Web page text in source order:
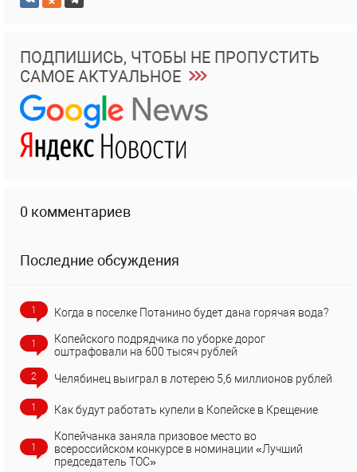
ПОДПИШИСЬ, ЧТОБЫ НЕ ПРОПУСТИТЬ
САМОЕ АКТУАЛЬНОЕ
0 комментариев
Последние обсуждения
1 Когда в поселке Потанино будет дана горячая вода?
1
Копейского подрядчика по уборке дорог
оштрафовали на 600 тысяч рублей
2 Челябинец выиграл в лотерею 5,6 миллионов рублей
1 Как будут работать купели в Копейске в Крещение
1
Копейчанка заняла призовое место во
всероссийском конкурсе в номинации «Лучший
председатель ТОС»